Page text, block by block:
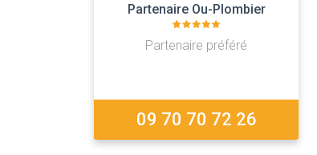
Partenaire Ou-Plombier
Partenaire préféré
09 70 70 72 26